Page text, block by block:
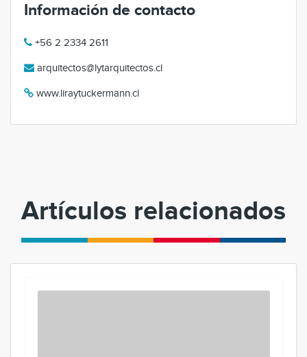
Información de contacto
+56 2 2334 2611
arquitectos@lytarquitectos.cl
www.liraytuckermann.cl
Artículos relacionados